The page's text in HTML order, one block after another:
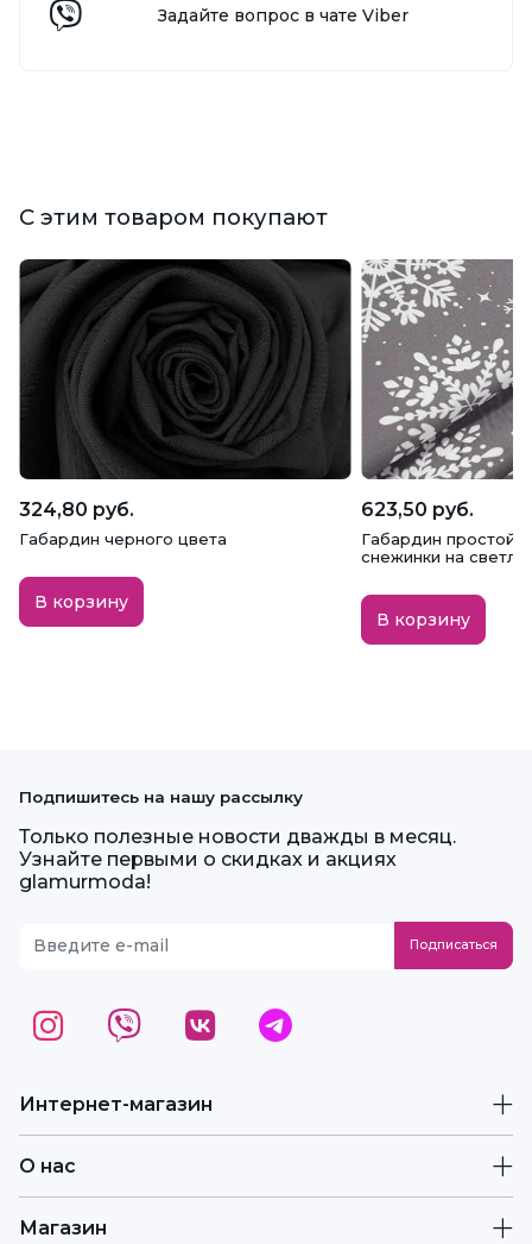
Задайте вопрос в чате Viber
С этим товаром покупают
324,80 руб.
Габардин черного цвета
В корзину
623,50 руб.
Габардин простой
снежинки на
В корзину
Интернет-магазин
О нас
Магазин
Подпишитесь на нашу рассылку
Только полезные новости дважды в месяц.
Узнайте первыми о скидках и акциях
glamurmoda!